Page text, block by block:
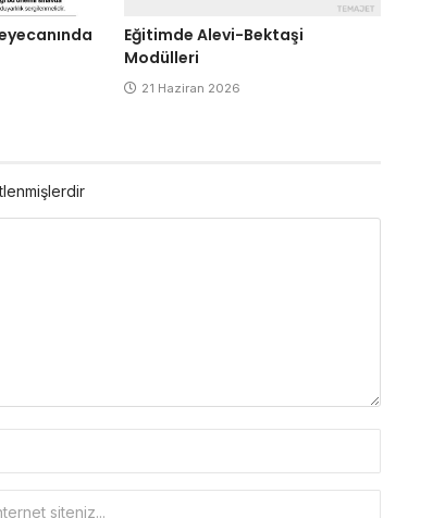
Eğitimde Alevi-Bektaşi
Modülleri
21 Haziran 2026